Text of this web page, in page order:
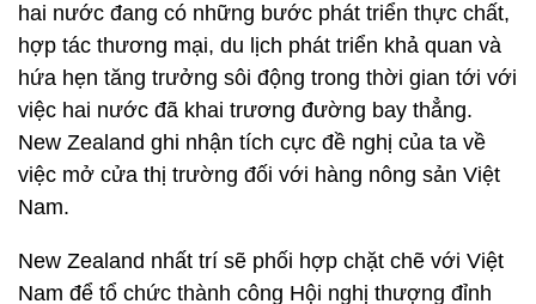
hai nước đang có những bước phát triển thực chất,
hợp tác thương mại, du lịch phát triển khả quan và
hứa hẹn tăng trưởng sôi động trong thời gian tới với
việc hai nước đã khai trương đường bay thẳng.
New Zealand ghi nhận tích cực đề nghị của ta về
việc mở cửa thị trường đối với hàng nông sản Việt
Nam.
New Zealand nhất trí sẽ phối hợp chặt chẽ với Việt
Nam để tổ chức thành công Hội nghị thượng đỉnh